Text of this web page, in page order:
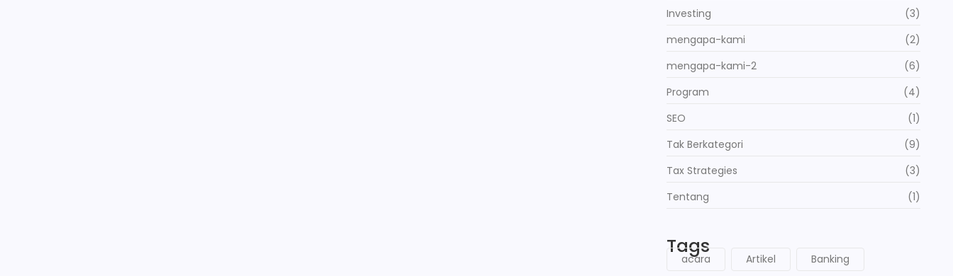
Investing
(3)
mengapa-kami
(2)
mengapa-kami-2
(6)
Program
(4)
SEO
(1)
Tak Berkategori
(9)
Tax Strategies
(3)
Tentang
(1)
Tags
acara Artikel Banking